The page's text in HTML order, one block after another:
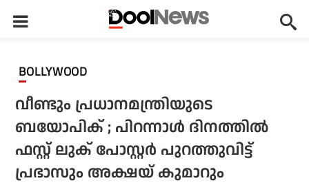
BOLLYWOOD
വീണ്ടും പ്രധാനമന്ത്രിയുടെ
ബയോപിക് ; പിറന്നാള്‍ ദിനത്തില്‍
ഫസ്റ്റ് ലുക് പോസ്റ്റര്‍ പുറത്തുവിട്ട്
പ്രഭാസും അക്ഷയ് കുമാറും